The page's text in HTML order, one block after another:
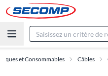
et Consommables Câbles